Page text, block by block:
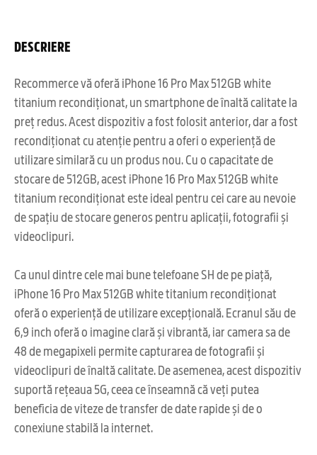
DESCRIERE
Recommerce vă oferă iPhone 16 Pro Max 512GB white
titanium recondiționat, un smartphone de înaltă calitate la
preț redus. Acest dispozitiv a fost folosit anterior, dar a fost
recondiționat cu atenție pentru a oferi o experiență de
utilizare similară cu un produs nou. Cu o capacitate de
stocare de 512GB, acest iPhone 16 Pro Max 512GB white
titanium recondiționat este ideal pentru cei care au nevoie
de spațiu de stocare generos pentru aplicații, fotografii și
videoclipuri.
Ca unul dintre cele mai bune telefoane SH de pe piață,
iPhone 16 Pro Max 512GB white titanium recondiționat
oferă o experiență de utilizare excepțională. Ecranul său de
6,9 inch oferă o imagine clară și vibrantă, iar camera sa de
48 de megapixeli permite capturarea de fotografii și
videoclipuri de înaltă calitate. De asemenea, acest dispozitiv
suportă rețeaua 5G, ceea ce înseamnă că veți putea
beneficia de viteze de transfer de date rapide și de o
conexiune stabilă la internet.